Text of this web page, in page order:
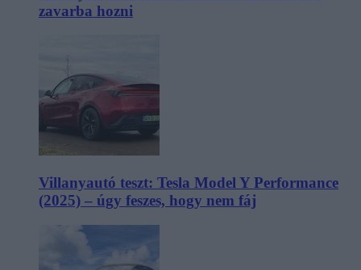
zavarba hozni
Villanyautó teszt: Tesla Model Y Performance
(2025) – úgy feszes, hogy nem fáj